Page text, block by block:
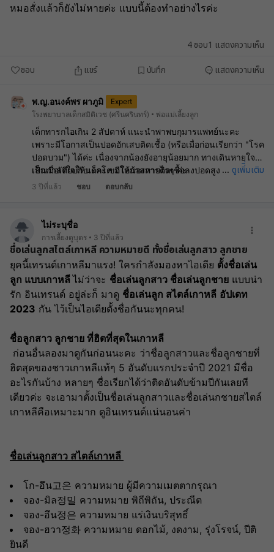
หมอสั่งแล้วก็ยังไม่หายค่ะ แบบนี้ต้องทำอย่างไรค่ะ
ชอบ แชร์ บันทึก แสดงความเห็น
4ชอบ1 แสดงความเห็น
พ.ญ.อนงค์พร ผาภูมิ
Expert
โรงพยาบาลเด็กสมิติเวช (ศรีนครินทร์)
พ่อแม่เลี้ยงลูก
เด็กทารกไอเกิน 2 สัปดาห์ แนะนำพาพบกุมารแพทย์นะคะ
เพราะมีโอกาสเป็นปอดอักเสบติดเชื้อ (หรือเมื่อก่อนเรียกว่า "โรค
ปอดบวม") ได้ค่ะ เนื่องจากน้องยังอายุน้อยมาก ทางเดินหายใจ
เล็กเมื่อเทียบกับเด็กโต มีโอกาสการติดเชื้อลงปอดสูง นอกจากนี้
โรคอื่นๆ ในวัยนี้ที่อาจจะพบได้จากประวัติไอ 2 สัปดาห์ คือกลุ่ม
นมวัว หรืออาหารบางชนิดผ่านนมแม่ / หรือแม้กระทั่งเสมหะคั่ง
ค้างในปอด ทำให้ปอดมีการแฟบผิดปกติ
เป็นกำลังใจให้นะคะ ขอให้น้องหายไวๆ ค่ะ ... ดูเพิ่ิ่มเติม
3 ปีที่แล้ว ชอบ ตอบกลับ
ไม่ระบุชื่อ
การเลี้ยงดูบุตร 3 ปีที่แล้ว
ชื่อเล่นลูกสไตล์เกาหลี ความหมายดี ทั้งชื่อเล่นลูกสาว ลูกชาย
ยุคนี้เทรนด์เกาหลีมาแรง! ใครกำลังมองหาไอเดีย ตั้งชื่อเล่น
ลูก แบบเกาหลี ไม่ว่าจะ ชื่อเล่นลูกสาว ชื่อเล่นลูกชาย แบบน่า
รัก อินเทรนด์ อยู่ล่ะก็ มาดู ชื่อเล่นลูก สไตล์เกาหลี อัปเดท
2023 กัน ไว้เป็นไอเดียตั้งชื่อกันนะทุกคน!
ชื่อลูกสาว ลูกชาย ที่ฮิตที่สุดในเกาหลี
ฮิตสุดของชาวเกาหลีแท้ๆ 5 อันดับแรกประจำปี 2021 มีชื่อ
อะไรกันบ้าง หลายๆ ชื่อเรียกได้ว่าติดอันดับข้ามปีกันเลยที
เดียวค่ะ จะเอามาตั้งเป็นชื่อเล่นลูกสาวและชื่อเล่นกชายสไตล์
เกาหลีคือเหมาะมาก ดูอินเทรนด์แน่นอนค่า
ชื่อเล่นลูกสาว สไตล์เกาหลี
โก-อึน고은 ความหมาย ผู้มีความเมตตากรุณา
จอง-มิล정밀 ความหมาย พิถีพิถัน, ประณีต
จอง-อึน정은 ความหมาย แร่เงินบริสุทธิ์
จอง-ฮวา정화 ความหมาย ดอกไม้, งดงาม, รุ่งโรจน์, ปีติ
ยินดี